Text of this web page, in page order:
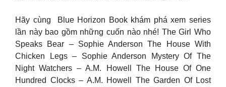
Hãy cùng Blue Horizon Book khám phá xem series
lần này bao gồm những cuốn nào nhé! The Girl Who
Speaks Bear – Sophie Anderson The House With
Chicken Legs – Sophie Anderson Mystery Of The
Night Watchers – A.M. Howell The House Of One
Hundred Clocks – A.M. Howell The Garden Of Lost